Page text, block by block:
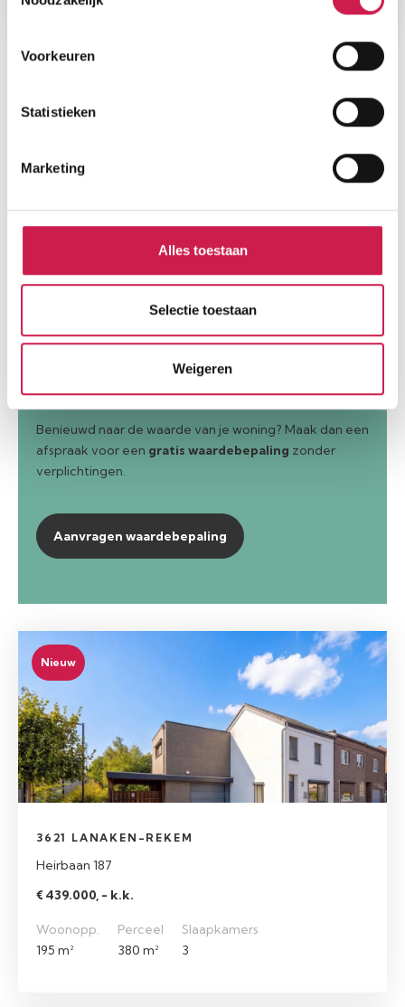
Voorkeuren
Statistieken
Marketing
Alles toestaan
Selectie toestaan
Weigeren
Gratis Waardebepaling
Benieuwd naar de waarde van je woning? Maak dan een
afspraak voor een gratis waardebepaling zonder
verplichtingen.
Aanvragen waardebepaling
Nieuw
3621 LANAKEN-REKEM
Heirbaan 187
€ 439.000, - k.k.
Woonopp.
195 m²
Perceel
380 m²
Slaapkamers
3